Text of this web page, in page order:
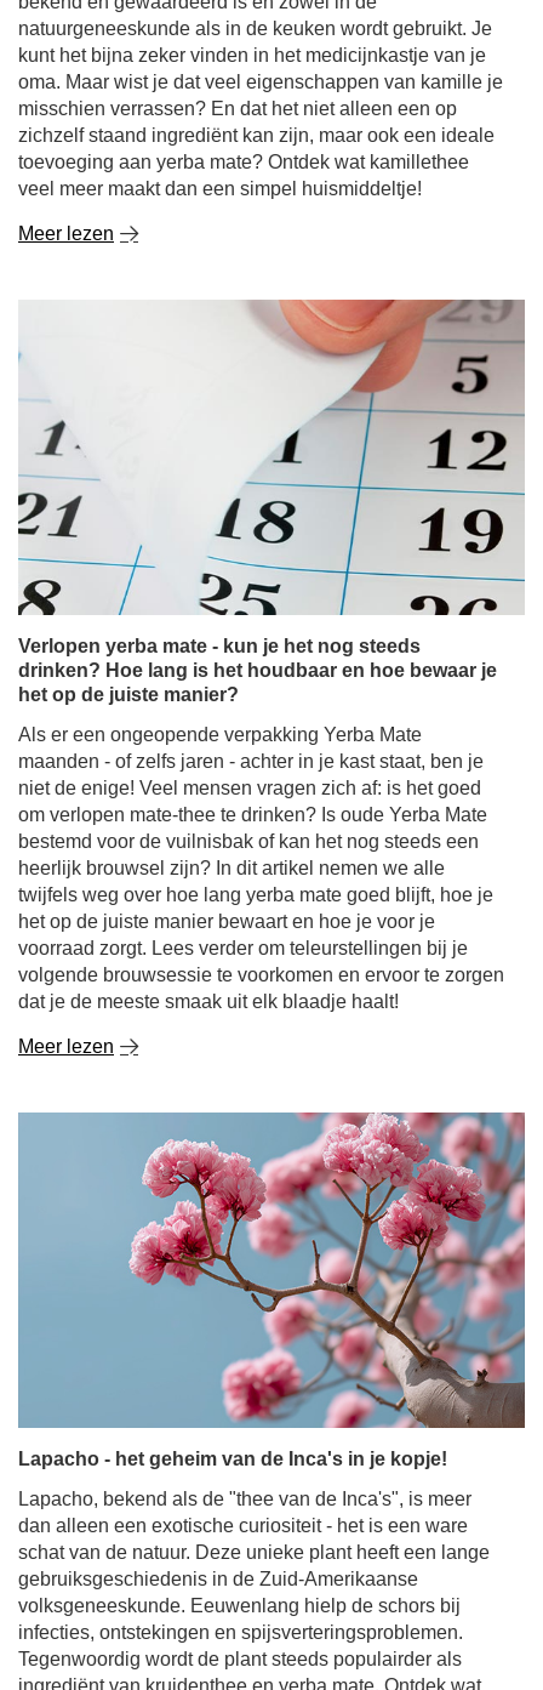
natuurgeneeskunde als in de keuken wordt gebruikt. Je
kunt het bijna zeker vinden in het medicijnkastje van je
oma. Maar wist je dat veel eigenschappen van kamille je
misschien verrassen? En dat het niet alleen een op
zichzelf staand ingrediënt kan zijn, maar ook een ideale
toevoeging aan yerba mate? Ontdek wat kamillethee
veel meer maakt dan een simpel huismiddeltje!
Meer lezen
Verlopen yerba mate - kun je het nog steeds
drinken? Hoe lang is het houdbaar en hoe bewaar je
het op de juiste manier?
Als er een ongeopende verpakking Yerba Mate
maanden - of zelfs jaren - achter in je kast staat, ben je
niet de enige! Veel mensen vragen zich af: is het goed
om verlopen mate-thee te drinken? Is oude Yerba Mate
bestemd voor de vuilnisbak of kan het nog steeds een
heerlijk brouwsel zijn? In dit artikel nemen we alle
twijfels weg over hoe lang yerba mate goed blijft, hoe je
het op de juiste manier bewaart en hoe je voor je
voorraad zorgt. Lees verder om teleurstellingen bij je
volgende brouwsessie te voorkomen en ervoor te zorgen
dat je de meeste smaak uit elk blaadje haalt!
Meer lezen
Lapacho - het geheim van de Inca's in je kopje!
Lapacho, bekend als de "thee van de Inca's", is meer
dan alleen een exotische curiositeit - het is een ware
schat van de natuur. Deze unieke plant heeft een lange
gebruiksgeschiedenis in de Zuid-Amerikaanse
volksgeneeskunde. Eeuwenlang hielp de schors bij
infecties, ontstekingen en spijsverteringsproblemen.
Tegenwoordig wordt de plant steeds populairder als
ingrediënt van kruidenthee en yerba mate. Ontdek wat